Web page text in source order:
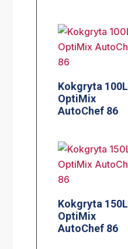
Kokgryta 100L
OptiMix
AutoChef 86
Kokgryta 150L
OptiMix
AutoChef 86